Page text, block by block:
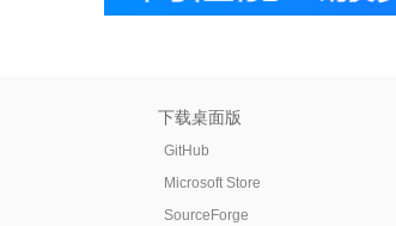
下载桌面版
GitHub
Microsoft Store
SourceForge